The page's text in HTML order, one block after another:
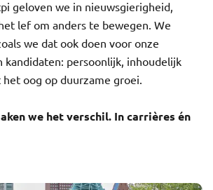
geloven we in nieuwsgierigheid,
lef om anders te bewegen. We
we dat ook doen voor onze
kandidaten: persoonlijk, inhoudelijk
oog op duurzame groei.
we het verschil. In carrières én